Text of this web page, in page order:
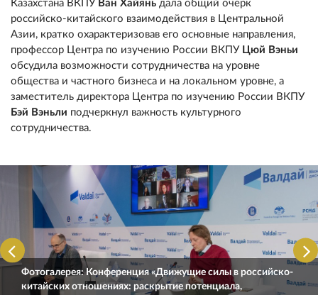
Казахстана ВКПУ Ван Хайянь дала общий очерк
российско-китайского взаимодействия в Центральной
Азии, кратко охарактеризовав его основные направления,
профессор Центра по изучению России ВКПУ Цюй Вэньи
обсудила возможности сотрудничества на уровне
общества и частного бизнеса и на локальном уровне, а
заместитель директора Центра по изучению России ВКПУ
Бэй Вэньли подчеркнул важность культурного
сотрудничества.
Фотогалерея: Конференция «Движущие силы в российско-
китайских отношениях: раскрытие потенциала,